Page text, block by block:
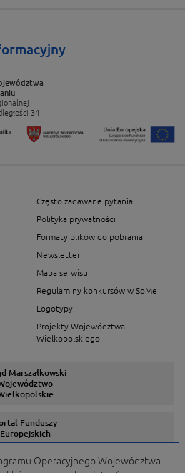
34
Często zadawane pytania
Polityka prywatności
Formaty plików do pobrania
Newsletter
Mapa serwisu
Regulaminy konkursów w SoMe
Logotypy
Projekty Województwa
Wielkopolskiego
Marszałkowski
Funduszy
Europejskich
Operacyjnego Województwa